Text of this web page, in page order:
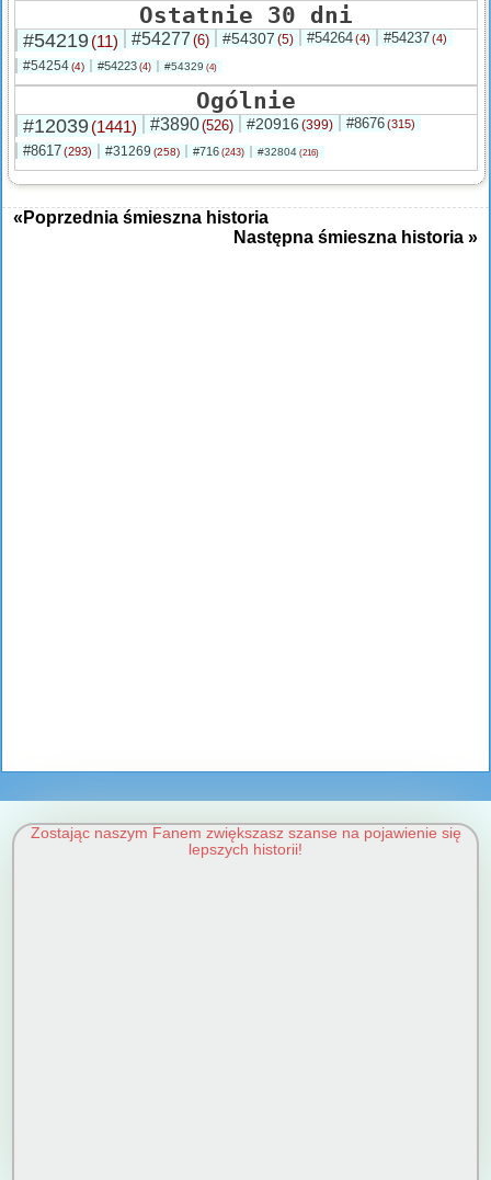
Ostatnie 30 dni
#54219(11) #54277 (6) #54307 (5) #54264(4) #54237(4)
#54254(4) #54223 (4) #54329 (4)
Ogólnie
#12039(1441) #3890(526) #20916 (399) #8676(315)
#8617(293) #31269 (258) #716 (243) #32804 (216)
«Poprzednia śmieszna historia
Następna śmieszna historia »
Zostając naszym Fanem zwiększasz szanse na pojawienie się
lepszych historii!